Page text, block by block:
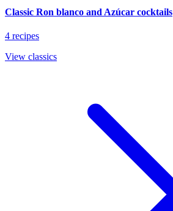
Classic Ron blanco and Azúcar cocktails
4 recipes
View classics